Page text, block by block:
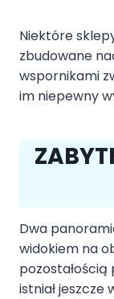
Niektóre
zbudowane
wspornikami
im niepewny
Dwa
widokiem na
pozostałością
istniał jeszcze